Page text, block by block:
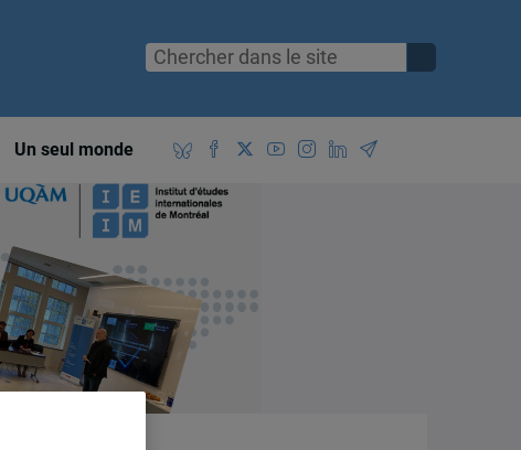
Un seul monde